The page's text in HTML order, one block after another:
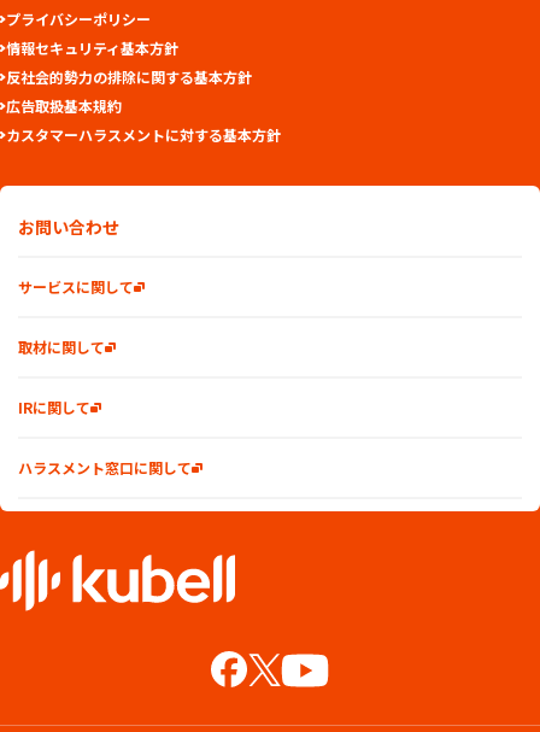
お問い合わせ
サービスに関して
取材に関して
IRに関して
ハラスメント窓口に関して
プライバシーポリシー
情報セキュリティ基本方針
反社会的勢力の排除に関する基本方針
広告取扱基本規約
カスタマーハラスメントに対する基本方針